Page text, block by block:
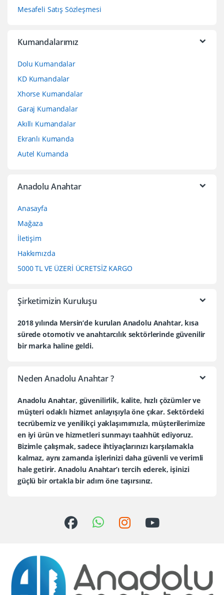
Mesafeli Satış Sözleşmesi
Kumandalarımız
Dolu Kumandalar
KD Kumandalar
Xhorse Kumandalar
Garaj Kumandalar
Akıllı Kumandalar
Ekranlı Kumanda
Autel Kumanda
Anadolu Anahtar
Anasayfa
Mağaza
İletişim
Hakkımızda
5000 TL VE ÜZERİ ÜCRETSİZ KARGO
Şirketimizin Kuruluşu
2018 yılında Mersin’de kurulan Anadolu Anahtar, kısa
sürede otomotiv ve anahtarcılık sektörlerinde güvenilir
bir marka haline geldi.
Neden Anadolu Anahtar ?
Anadolu Anahtar, güvenilirlik, kalite, hızlı çözümler ve
müşteri odaklı hizmet anlayışıyla öne çıkar. Sektördeki
tecrübemiz ve yenilikçi yaklaşımımızla, müşterilerimize
en iyi ürün ve hizmetleri sunmayı taahhüt ediyoruz.
Bizimle çalışmak, sadece ihtiyaçlarınızı karşılamakla
kalmaz, aynı zamanda işlerinizi daha güvenli ve verimli
hale getirir. Anadolu Anahtar’ı tercih ederek, işinizi
güçlü bir ortakla bir adım öne taşırsınız.